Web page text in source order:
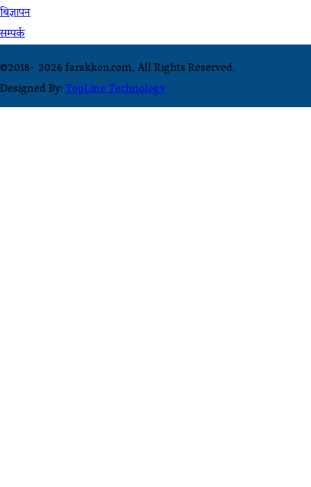
बिज्ञापन
सम्पर्क
©2018- 2026 farakkon.com, All Rights Reserved.
Designed By:TopLine Technology